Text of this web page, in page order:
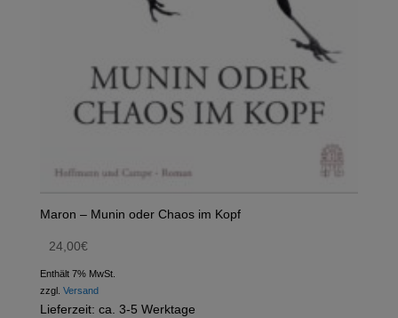
Maron – Munin oder Chaos im Kopf
24,00€
Enthält 7% MwSt.
zzgl. Versand
Lieferzeit: ca. 3-5 Werktage